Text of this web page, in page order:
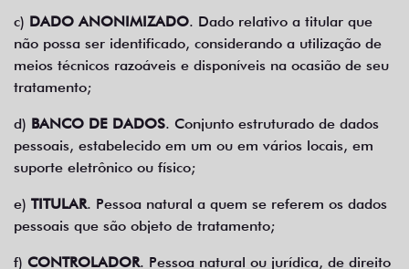
c) DADO ANONIMIZADO. Dado relativo a titular que
não possa ser identificado, considerando a utilização de
meios técnicos razoáveis e disponíveis na ocasião de seu
tratamento;
d) BANCO DE DADOS. Conjunto estruturado de dados
pessoais, estabelecido em um ou em vários locais, em
suporte eletrônico ou físico;
e) TITULAR. Pessoa natural a quem se referem os dados
pessoais que são objeto de tratamento;
f) CONTROLADOR. Pessoa natural ou jurídica, de direito